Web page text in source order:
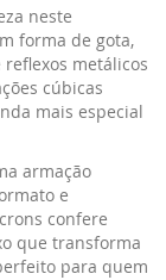
neste
forma de gota,
metálicos
cúbicas
mais especial
armação
e
confere
que transforma
para quem